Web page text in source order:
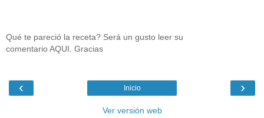
Qué te pareció la receta? Será un gusto leer su
comentario AQUI. Gracias
‹ ›
Inicio
Ver versión web